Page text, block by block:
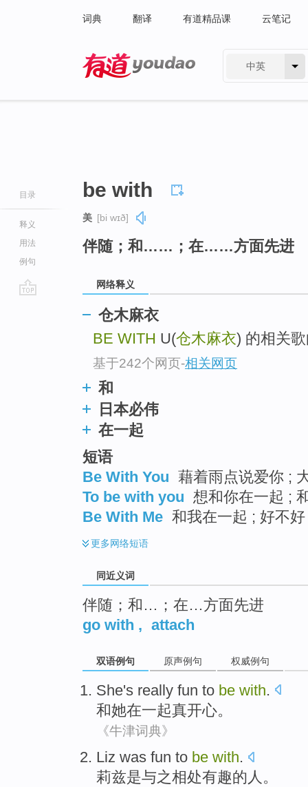
词典 翻译 有道精品课 云笔记
中英
目录
释义
用法
例句
be with
美 [bi wɪð]
伴随；和……；在……方面先进
网络释义
仓木麻衣
BE WITH U(仓木麻衣) 的相关
基于242个网页-相关网页
和
日本必伟
在一起
短语
Be With You 藉着雨点说爱你 ;
To be with you 想和你在一起 ;
Be With Me 和我在一起 ; 好不
更多网络短语
同近义词
伴随；和…；在…方面先进
go with , attach
双语例句 原声例句 权威例句
She's really fun to be with.
和她在一起真开心。
《牛津词典》
Liz was fun to be with.
莉兹是与之相处有趣的人。